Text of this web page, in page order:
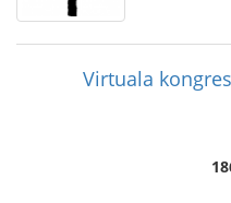
Virtuala